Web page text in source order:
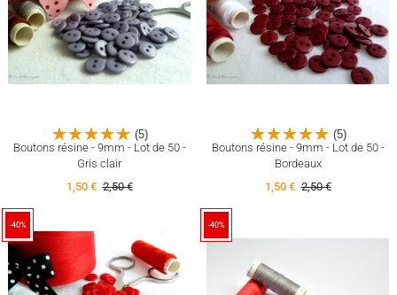
(5)
Boutons résine - 9mm - Lot de 50 -
Gris clair
1,50 € 2,50 €
(5)
Boutons résine - 9mm - Lot de 50 -
Bordeaux
1,50 € 2,50 €
-40% -40%